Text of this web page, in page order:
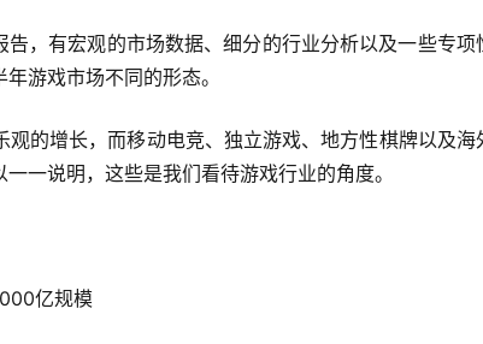
有宏观的市场数据、细分的行业分析以及一些专项
游戏市场不同的形态。
的增长，而移动电竞、独立游戏、地方性棋牌以及海
一说明，这些是我们看待游戏行业的角度。
亿规模